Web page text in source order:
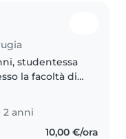
studentessa
la facoltà di
i bambini
bimbi
2 anni
10,00 €/ora